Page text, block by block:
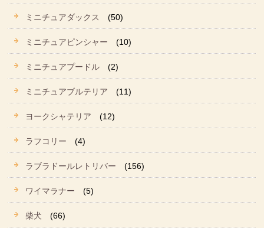
ミニチュアダックス (50)
ミニチュアピンシャー (10)
ミニチュアプードル (2)
ミニチュアブルテリア (11)
ヨークシャテリア (12)
ラフコリー (4)
ラブラドールレトリバー (156)
ワイマラナー (5)
柴犬 (66)